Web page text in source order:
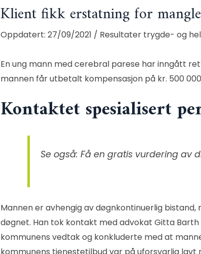
Klient fikk erstatning for
27/09/2021 / Resultater trygde- og
En ung mann med cerebral parese har inngått
mannen får utbetalt kompensasjon på kr. 500
Kontaktet spesialisert
Se også: Få en gratis vurdering av
Mannen er avhengig av døgnkontinuerlig
døgnet. Han tok kontakt medadvokat Gitta Barth
kommunens vedtak og konkluderte med at